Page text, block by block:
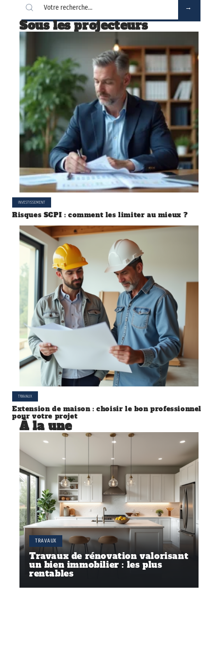
Sous les projecteurs
INVESTISSEMENT
Risques SCPI : comment les limiter au mieux ?
TRAVAUX
Extension de maison : choisir le bon professionnel
pour votre projet
À la une
TRAVAUX
Travaux de rénovation valorisant
un bien immobilier : les plus
rentables